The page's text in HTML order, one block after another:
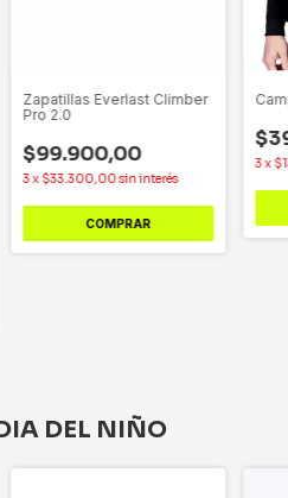
Zapatillas Everlast Climber
Pro 2.0
$99.900,00
3x $33.300,00sin interés
COMPRAR
3x
DEL NIÑO